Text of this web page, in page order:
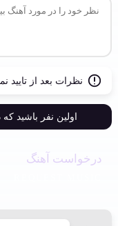
نظرات بعد از تایید
اولین نفر باشید
درخواست آهنگ